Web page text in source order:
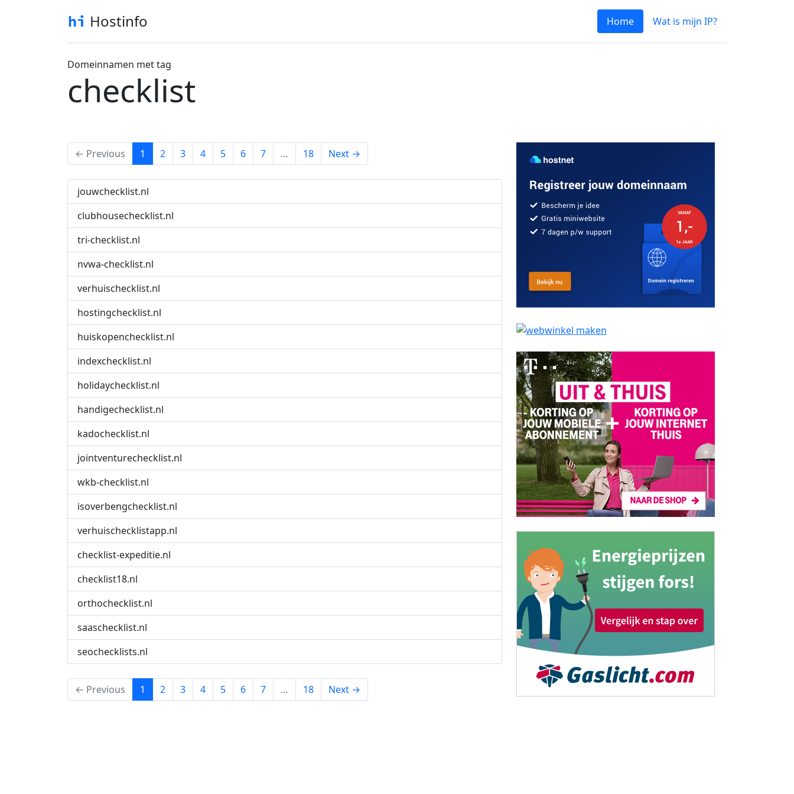
Hostinfo Home Wat is mijn IP?
Domeinnamen met tag
checklist
← Previous 1 (current)
2 3 4 5 6 7 … 18 Next →
jouwchecklist.nl
clubhousechecklist.nl
tri-checklist.nl
nvwa-checklist.nl
verhuischecklist.nl
hostingchecklist.nl
huiskopenchecklist.nl
indexchecklist.nl
holidaychecklist.nl
handigechecklist.nl
kadochecklist.nl
jointventurechecklist.nl
wkb-checklist.nl
isoverbengchecklist.nl
verhuischecklistapp.nl
checklist-expeditie.nl
checklist18.nl
orthochecklist.nl
saaschecklist.nl
seochecklists.nl
← Previous 1 (current)
2 3 4 5 6 7 … 18 Next →